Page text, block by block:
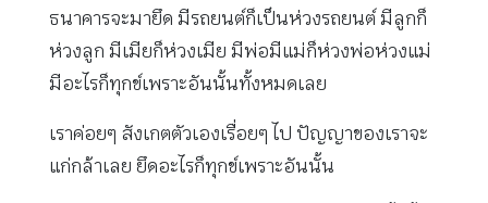
ธนาคารจะมายึด มีรถยนต์ก็เป็นห่วงรถยนต์ มีลูกก็
ห่วงลูก มีเมียก็ห่วงเมีย มีพ่อมีแม่ก็ห่วงพ่อห่วงแม่
มีอะไรก็ทุกข์เพราะอันนั้นทั้งหมดเลย
เราค่อยๆ สังเกตตัวเองเรื่อยๆ ไป ปัญญาของเราจะ
แก่กล้าเลย ยึดอะไรก็ทุกข์เพราะอันนั้น